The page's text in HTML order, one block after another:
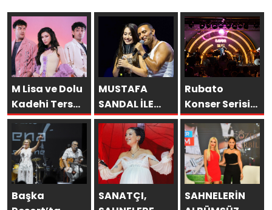
M Lisa ve Dolu
Kadehi Ters
Tut’tan Yeni İş
Birliği: “Vişne”
MUSTAFA
SANDAL İLE
AYNI SAHNEDE
PARLADI:
AFRA’YA
HARBİYE’DE
BÜYÜK ALKIŞ
Rubato
Konser Serisi
Müzikseverlerle
Buluşmaya
Devam Ediyor
Başka
SANATÇI,
SAHNELERİN